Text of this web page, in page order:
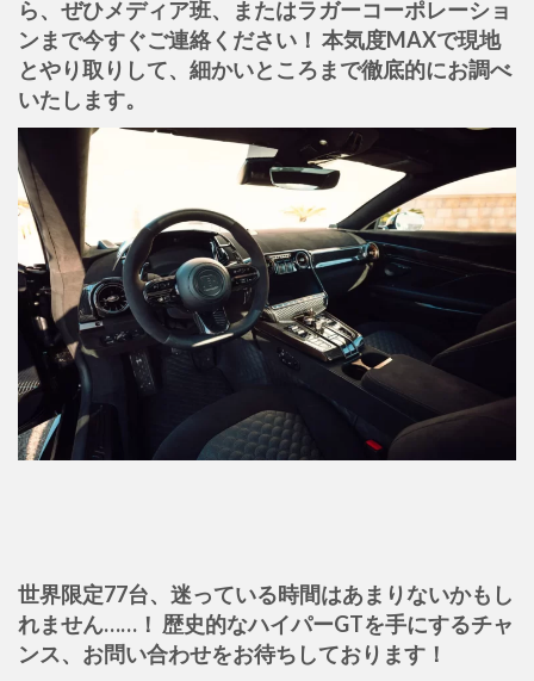
ら、ぜひメディア班、またはラガーコーポレーショ
ンまで今すぐご連絡ください！ 本気度MAXで現地
とやり取りして、細かいところまで徹底的にお調べ
いたします。
世界限定77台、迷っている時間はあまりないかもし
れません……！ 歴史的なハイパーGTを手にするチャ
ンス、お問い合わせをお待ちしております！